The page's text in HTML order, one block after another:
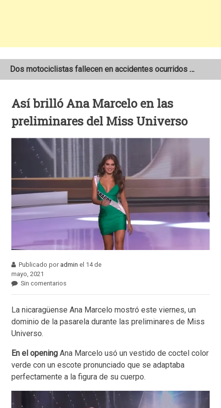
Dos motociclistas fallecen en accidentes ocurridos en la Carretera Nueva a León
Así brilló Ana Marcelo en las
preliminares del Miss Universo
Publicado por admin el 14 de
mayo, 2021
Sin comentarios
La nicaragüense Ana Marcelo mostró este viernes, un
dominio de la pasarela durante las preliminares de Miss
Universo.
En el opening Ana Marcelo usó un vestido de coctel color
verde con un escote pronunciado que se adaptaba
perfectamente a la figura de su cuerpo.
Reproductor